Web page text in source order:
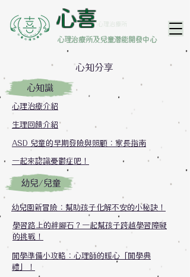
​心喜 心理治療所
心理治療所及兒童潛能開發中心
心理治療介紹
生理回饋介紹
ASD 兒童的早期發險與照顧：家長指南
一起來認識憂鬱症吧！
幼兒/兒童
幼兒園新冒險：幫助孩子化解不安的小秘訣！
學習路上的絆腳石？一起幫孩子跨越學習障礙
的挑戰！
開學準備小攻略：心理師的暖心「開學典
禮」！
心知分享
​心知識